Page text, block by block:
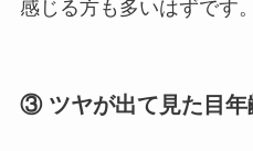
感じる方も多いはずです。
③ ツヤが出て見た目年